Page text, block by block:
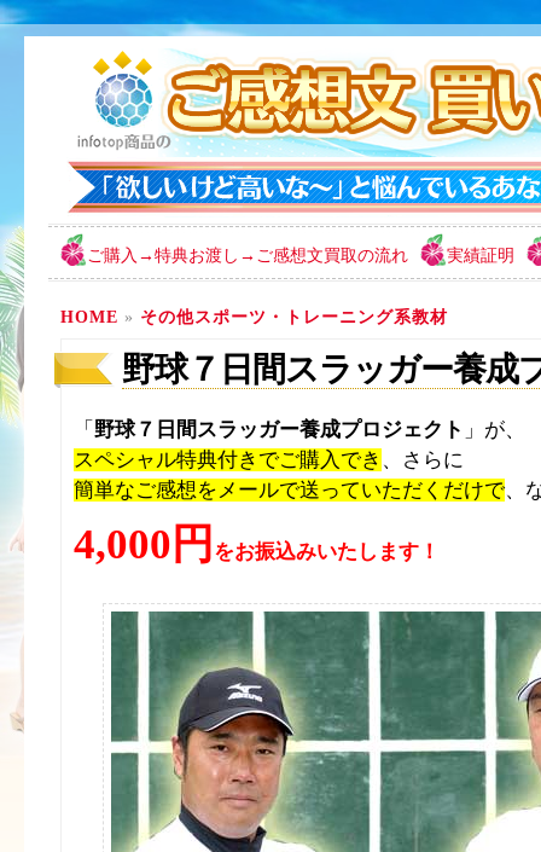
ご購入→特典お渡し→ご感想文買取の流れ 実績証明
HOME » その他スポーツ・トレーニング系教材
野球７日間スラッガー養成
「 野球７日間スラッガー養成プロジェクト 」が、
スペシャル特典付きでご購入でき 、さらに
簡単なご感想をメールで送っていただくだけで、
4,000円 をお振込みいたします！